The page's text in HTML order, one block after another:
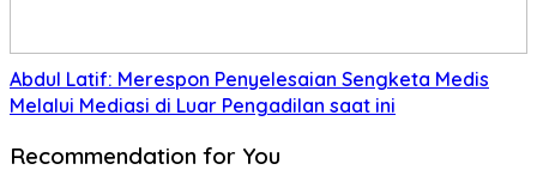
Abdul Latif: Merespon Penyelesaian Sengketa Medis
Melalui Mediasi di Luar Pengadilan saat ini
Recommendation for You